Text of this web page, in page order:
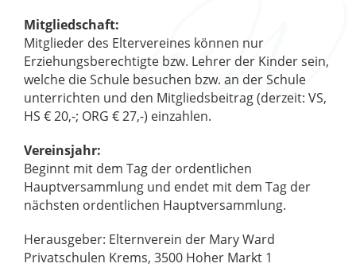
Mitgliedschaft:
Mitglieder des Eltervereines können nur
Erziehungsberechtigte bzw. Lehrer der Kinder sein,
welche die Schule besuchen bzw. an der Schule
unterrichten und den Mitgliedsbeitrag (derzeit: VS,
HS € 20,-; ORG € 27,-) einzahlen.
Vereinsjahr:
Beginnt mit dem Tag der ordentlichen
Hauptversammlung und endet mit dem Tag der
nächsten ordentlichen Hauptversammlung.
Herausgeber: Elternverein der Mary Ward
Privatschulen Krems, 3500 Hoher Markt 1